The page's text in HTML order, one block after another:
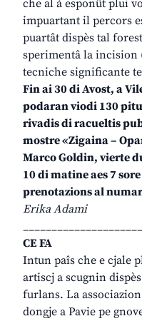
che al à esponût plui
impuartant il percors
puartât dispès tal
sperimentâ la incision
tecniche significante
Fin ai 30 di Avost, a
podaran viodi 130
rivadis di racueltis
mostre «Zigaina –
Marco Goldin, vierte
10 di matine aes 7
prenotazions al
Erika Adami
CE FA
Intun paîs che e cjale
artiscj a scugnin
furlans. La
dongje a Pavie pe